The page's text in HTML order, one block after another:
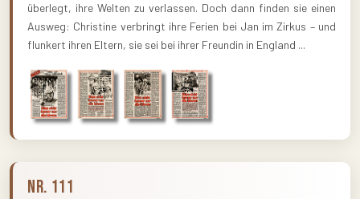
überlegt, ihre Welten zu verlassen. Doch dann finden sie einen
Ausweg: Christine verbringt ihre Ferien bei Jan im Zirkus – und
flunkert ihren Eltern, sie sei bei ihrer Freundin in England ...
Nr. 111